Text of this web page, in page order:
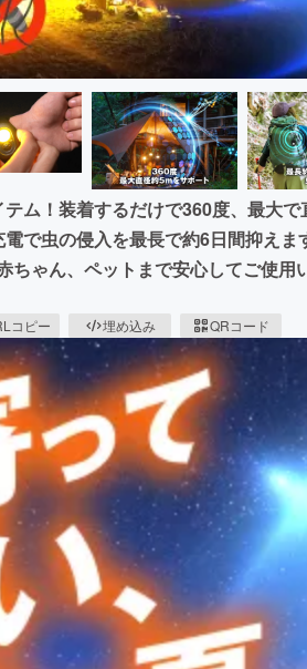
ム！装着するだけで360度、最大で
で虫の侵入を最長で約6日間抑えま
ちゃん、ペットまで安心してご使用
コピー 埋め込み QRコード